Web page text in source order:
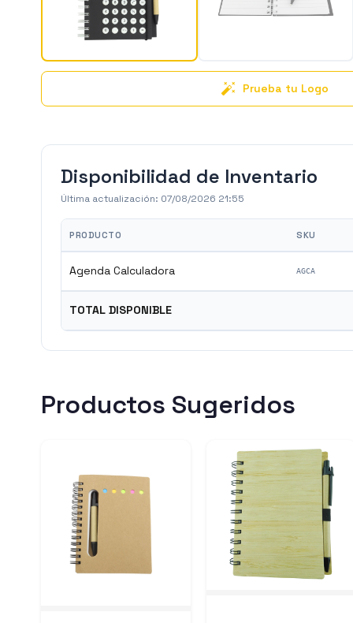
Prueba tu Logo
Disponibilidad de Inventario
Última actualización: 07/08/2026 21:55
PRODUCTO SKU
Agenda Calculadora AGCA
TOTAL DISPONIBLE
Productos Sugeridos